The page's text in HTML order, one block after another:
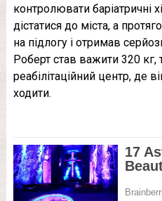
контролювати баріатричні
дістатися до міста, а
на підлогу і отримав
Роберт став важити 320 кг,
реабілітаційний центр, де
ходити.